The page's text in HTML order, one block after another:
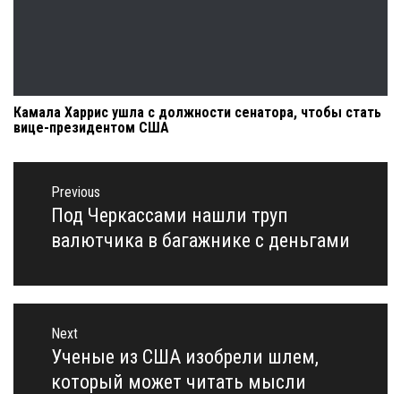
Камала Харрис ушла с должности сенатора, чтобы стать
вице-президентом США
Навигация
записям
Previous
Previous
post:
Под Черкассами нашли труп
валютчика в багажнике с деньгами
Next
Next
post:
Ученые из США изобрели шлем,
который может читать мысли